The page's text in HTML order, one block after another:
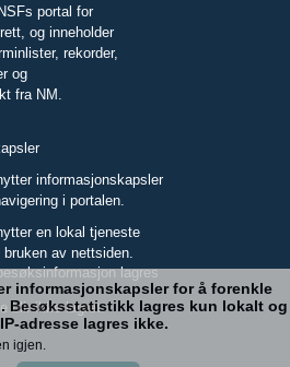
portal for
og inneholder
rekorder,
og
fra NM.
informasjonskapsler
i portalen.
en lokal tjeneste
av nettsiden.
lagres
blir ikke lagret.
informasjonskapsler for å forenkle
Besøksstatistikk lagres kun lokalt og
adresse lagres ikke.
igjen.